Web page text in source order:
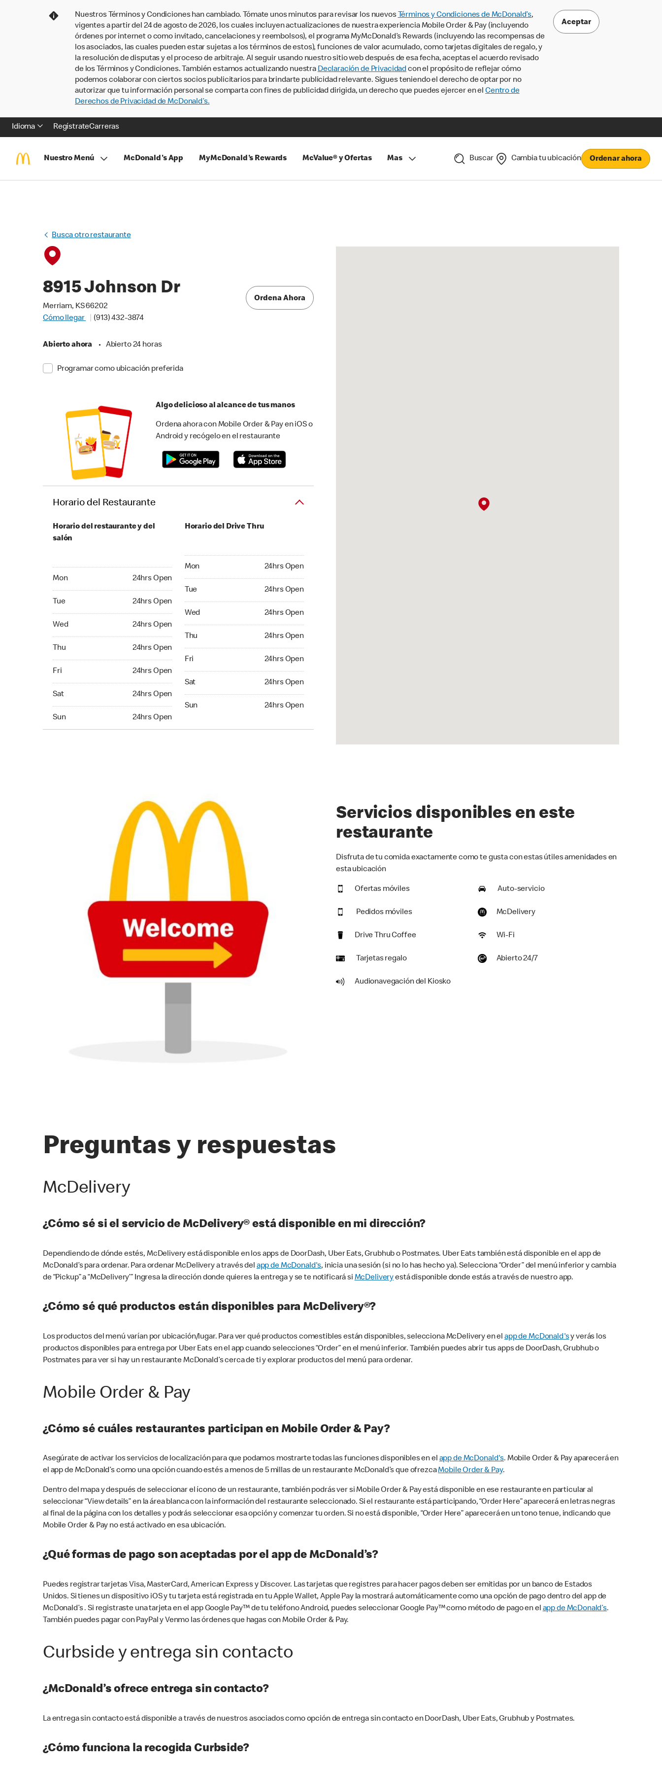
Nuestros Términos y Condiciones han cambiado. Tómate unos minutos para revisar los nuevos Términos y Condiciones de McDonald’s,
vigentes a partir del 24 de agosto de 2026, los cuales incluyen actualizaciones de nuestra experiencia Mobile Order & Pay (incluyendo
órdenes por internet o como invitado, cancelaciones y reembolsos), el programa MyMcDonald’s Rewards (incluyendo las recompensas de
los asociados, las cuales pueden estar sujetas a los términos de estos), funciones de valor acumulado, como tarjetas digitales de regalo, y
la resolución de disputas y el proceso de arbitraje. Al seguir usando nuestro sitio web después de esa fecha, aceptas el acuerdo revisado
de los Términos y Condiciones. También estamos actualizando nuestra Declaración de Privacidadcon el propósito de reflejar cómo
podemos colaborar con ciertos socios publicitarios para brindarte publicidad relevante. Sigues teniendo el derecho de optar por no
autorizar que tu información personal se comparta con fines de publicidad dirigida, un derecho que puedes ejercer en el Centro de
Derechos de Privacidad de McDonald’s.
Aceptar
Idioma RegístrateCarreras
Nuestro Menú McDonald's App MyMcDonald's Rewards McValue® y Ofertas Mas Buscar Cambia tu ubicación Ordenar ahora
Busca otro restaurante
8915 Johnson Dr
Merriam, KS 66202
Cómo llegar
(913) 432-3874
Abierto ahora • Abierto 24 horas
Programar como ubicación preferida
Ordena Ahora
Algo delicioso al alcance de tus manos
Ordena ahora con Mobile Order & Pay en iOS o
Android y recógelo en el restaurante
Horario del Restaurante
Horario del restaurante y del
salón
Mon 24hrs Open
Tue 24hrs Open
Wed 24hrs Open
Thu 24hrs Open
Fri 24hrs Open
Sat 24hrs Open
Sun 24hrs Open
Horario del Drive Thru
Mon 24hrs Open
Tue 24hrs Open
Wed 24hrs Open
Thu 24hrs Open
Fri 24hrs Open
Sat 24hrs Open
Sun 24hrs Open
Servicios disponibles en este
restaurante
Disfruta de tu comida exactamente como te gusta con estas útiles amenidades en
esta ubicación
Ofertas móviles Auto-servicio
Pedidos móviles McDelivery
Drive Thru Coffee Wi-Fi
Tarjetas regalo Abierto 24/7
Audionavegación del Kiosko
Preguntas y respuestas
McDelivery
¿Cómo sé si el servicio de McDelivery® está disponible en mi dirección?
Dependiendo de dónde estés, McDelivery está disponible en los apps de DoorDash, Uber Eats, Grubhub o Postmates. Uber Eats también está disponible en el app de
McDonald’s para ordenar. Para ordenar McDelivery a través del app de McDonald's, inicia una sesión (si no lo has hecho ya). Selecciona “Order” del menú inferior y cambia
de “Pickup” a “McDelivery’” Ingresa la dirección donde quieres la entrega y se te notificará si McDeliveryestá disponible donde estás a través de nuestro app.
¿Cómo sé qué productos están disponibles para McDelivery®?
Los productos del menú varían por ubicación/lugar. Para ver qué productos comestibles están disponibles, selecciona McDelivery en elapp de McDonald'sy verás los
productos disponibles para entrega por Uber Eats en el app cuando selecciones “Order” en el menú inferior. También puedes abrir tus apps de DoorDash, Grubhub o
Postmates para ver si hay un restaurante McDonald’s cerca de ti y explorar productos del menú para ordenar.
Mobile Order & Pay
¿Cómo sé cuáles restaurantes participan en Mobile Order & Pay?
Asegúrate de activar los servicios de localización para que podamos mostrarte todas las funciones disponibles en elapp de McDonald's. Mobile Order & Pay aparecerá en
el app de McDonald’s como una opción cuando estés a menos de 5 millas de un restaurante McDonald’s que ofrezcaMobile Order & Pay.
Dentro del mapa y después de seleccionar el ícono de un restaurante, también podrás ver si Mobile Order & Pay está disponible en ese restaurante en particular al
seleccionar “View details” en la área blanca con la información del restaurante seleccionado. Si el restaurante está participando, “Order Here” aparecerá en letras negras
al final de la página con los detalles y podrás seleccionar esa opción y comenzar tu orden. Si no está disponible, “Order Here” aparecerá en un tono tenue, indicando que
Mobile Order & Pay no está activado en esa ubicación.
¿Qué formas de pago son aceptadas por el app de McDonald’s?
Puedes registrar tarjetas Visa, MasterCard, American Express y Discover. Las tarjetas que registres para hacer pagos deben ser emitidas por un banco de Estados
Unidos. Si tienes un dispositivo iOS y tu tarjeta está registrada en tu Apple Wallet, Apple Pay la mostrará automáticamente como una opción de pago dentro del app de
McDonald’s . Si registraste una tarjeta en el app Google Pay™ de tu teléfono Android, puedes seleccionar Google Pay™ como método de pago en elapp de McDonald’s.
También puedes pagar con PayPal y Venmo las órdenes que hagas con Mobile Order & Pay.
Curbside y entrega sin contacto
¿McDonald’s ofrece entrega sin contacto?
La entrega sin contacto está disponible a través de nuestros asociados como opción de entrega sin contacto en DoorDash, Uber Eats, Grubhub y Postmates.
¿Cómo funciona la recogida Curbside?